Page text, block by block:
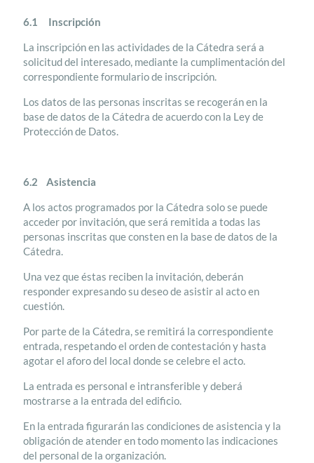
6.1 Inscripción
La inscripción en las actividades de la Cátedra será a
solicitud del interesado, mediante la cumplimentación del
correspondiente formulario de inscripción.
Los datos de las personas inscritas se recogerán en la
base de datos de la Cátedra de acuerdo con la Ley de
Protección de Datos.
6.2 Asistencia
A los actos programados por la Cátedra solo se puede
acceder por invitación, que será remitida a todas las
personas inscritas que consten en la base de datos de la
Cátedra.
Una vez que éstas reciben la invitación, deberán
responder expresando su deseo de asistir al acto en
cuestión.
Por parte de la Cátedra, se remitirá la correspondiente
entrada, respetando el orden de contestación y hasta
agotar el aforo del local donde se celebre el acto.
La entrada es personal e intransferible y deberá
mostrarse a la entrada del edificio.
En la entrada figurarán las condiciones de asistencia y la
obligación de atender en todo momento las indicaciones
del personal de la organización.